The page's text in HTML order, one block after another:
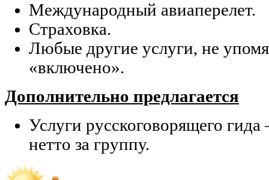
Международный авиаперелет.
Страховка.
Любые другие услуги, не
«включено».
Дополнительно предлагается
Услуги русскоговорящего
нетто за группу.